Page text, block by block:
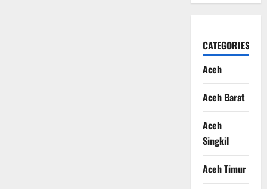
CATEGORIES
Aceh
Aceh Barat
Aceh
Singkil
Aceh Timur